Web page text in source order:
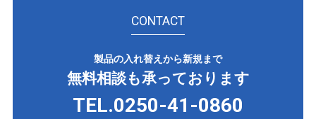
CONTACT
製品の入れ替えから新規まで
無料相談も承っております
TEL.0250-41-0860